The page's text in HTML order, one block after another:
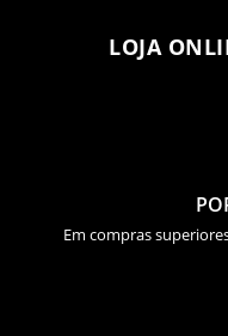
LOJA
Em compras